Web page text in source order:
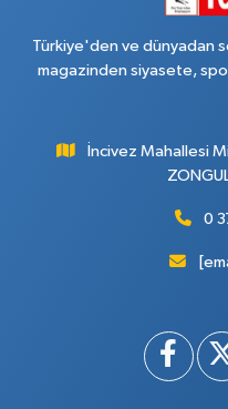
Türkiye'den ve dünyadan
magazinden siyasete,
İncivez Mahallesi
0